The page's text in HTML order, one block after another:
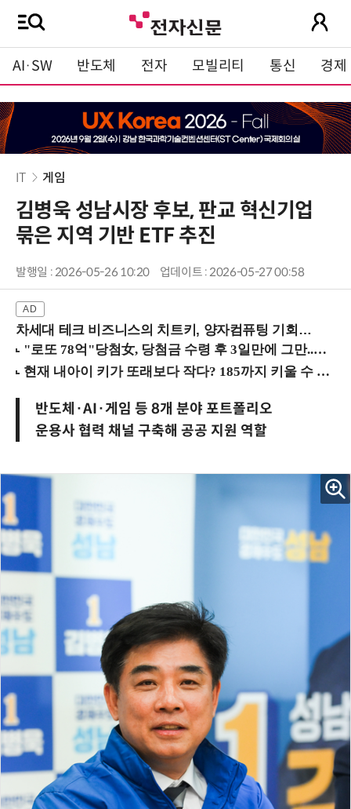
AI·SW 반도체 전자 모빌리티 통신 경제
IT 게임
김병욱 성남시장 후보, 판교 혁신기업
묶은 지역 기반 ETF 추진
발행일 : 2026-05-26 10:20 업데이트 : 2026-05-27 00:58
차세대 테크 비즈니스의 치트키, 양자컴퓨팅 기회를 선점하라! (8/28 강남역)
반도체·AI·게임 등 8개 분야 포트폴리오
운용사 협력 채널 구축해 공공 지원 역할